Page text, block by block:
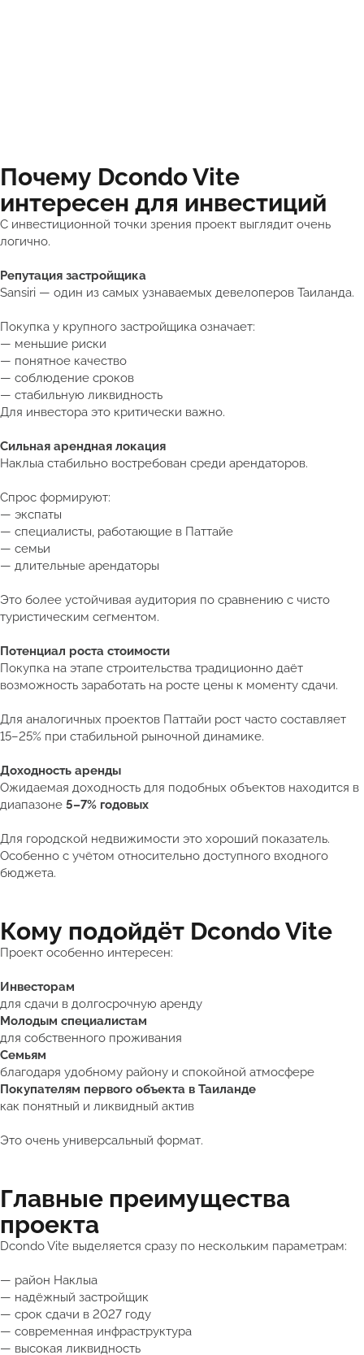
Почему Dcondo Vite
интересен для инвестиций
С инвестиционной точки зрения проект выглядит очень
логично.
Репутация застройщика
Sansiri — один из самых узнаваемых девелоперов Таиланда.
Покупка у крупного застройщика означает:
— меньшие риски
— понятное качество
— соблюдение сроков
— стабильную ликвидность
Для инвестора это критически важно.
Сильная арендная локация
Наклыа стабильно востребован среди арендаторов.
Спрос формируют:
— экспаты
— специалисты, работающие в Паттайе
— семьи
— длительные арендаторы
Это более устойчивая аудитория по сравнению с чисто
туристическим сегментом.
Потенциал роста стоимости
Покупка на этапе строительства традиционно даёт
возможность заработать на росте цены к моменту сдачи.
Для аналогичных проектов Паттайи рост часто составляет
15–25% при стабильной рыночной динамике.
Доходность аренды
Ожидаемая доходность для подобных объектов находится в
диапазоне 5–7% годовых
Для городской недвижимости это хороший показатель.
Особенно с учётом относительно доступного входного
бюджета.
Кому подойдёт Dcondo Vite
Проект особенно интересен:
Инвесторам
для сдачи в долгосрочную аренду
Молодым специалистам
для собственного проживания
Семьям
благодаря удобному району и спокойной атмосфере
Покупателям первого объекта в Таиланде
как понятный и ликвидный актив
Это очень универсальный формат.
Главные преимущества
проекта
Dcondo Vite выделяется сразу по нескольким параметрам:
— район Наклыа
— надёжный застройщик
— срок сдачи в 2027 году
— современная инфраструктура
— высокая ликвидность